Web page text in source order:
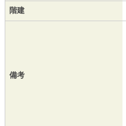
階建
備考